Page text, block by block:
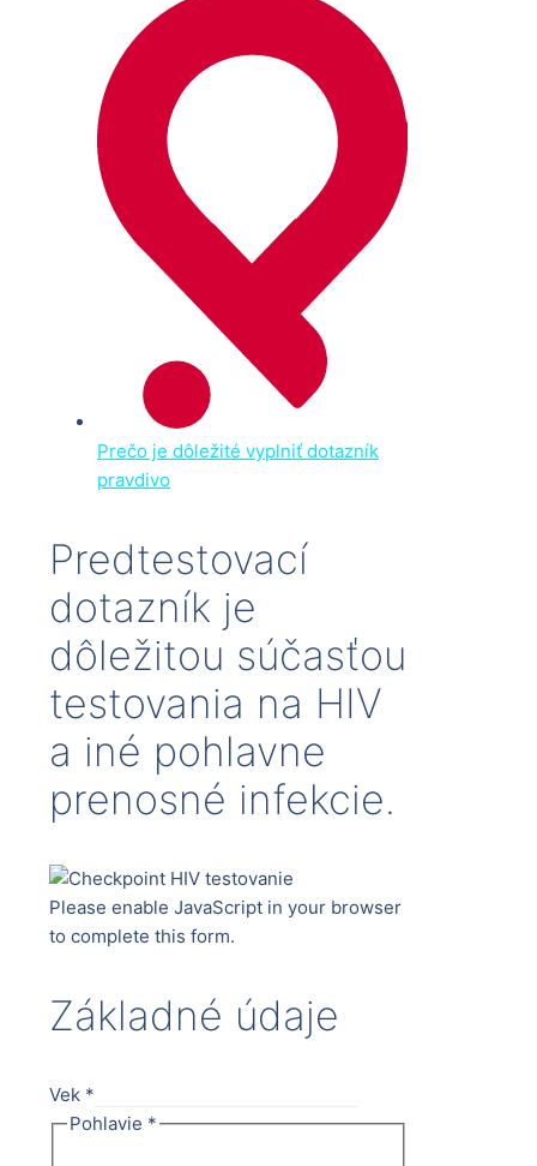
Prečo je dôležité vyplniť dotazník
pravdivo
Predtestovací
dotazník je
dôležitou súčasťou
testovania na HIV
a iné pohlavne
prenosné infekcie.
Please enable JavaScript in your browser
to complete this form.
Základné údaje
Vek *
Pohlavie *